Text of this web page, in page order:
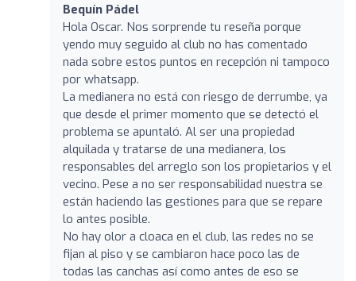
Bequín Pádel
Hola Oscar. Nos sorprende tu reseña porque
yendo muy seguido al club no has comentado
nada sobre estos puntos en recepción ni tampoco
por whatsapp.
La medianera no está con riesgo de derrumbe, ya
que desde el primer momento que se detectó el
problema se apuntaló. Al ser una propiedad
alquilada y tratarse de una medianera, los
responsables del arreglo son los propietarios y el
vecino. Pese a no ser responsabilidad nuestra se
están haciendo las gestiones para que se repare
lo antes posible.
No hay olor a cloaca en el club, las redes no se
fijan al piso y se cambiaron hace poco las de
todas las canchas así como antes de eso se